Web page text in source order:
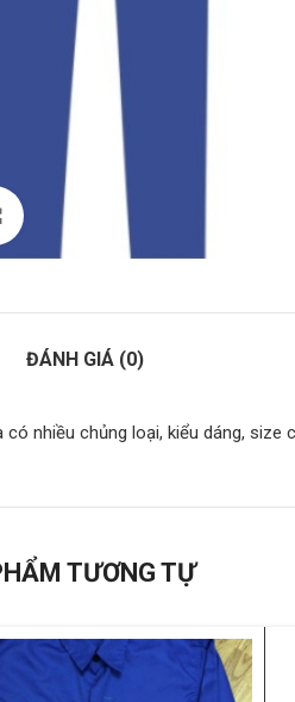
Click to enlarge
ĐÁNH GIÁ (0)
có nhiều chủng loại, kiểu dáng,
TƯƠNG TỰ